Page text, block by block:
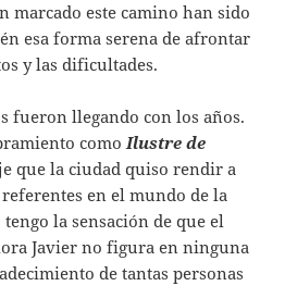
marcado este camino han sido
esa forma serena de afrontar
y las dificultades.
fueron llegando con los años.
comoIlustre de
que la ciudad quiso rendir a
en el mundo de la
la sensación de que el
Javier no figura en ninguna
de tantas personas